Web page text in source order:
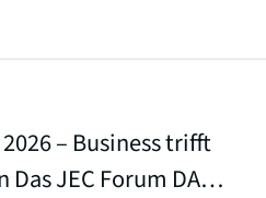
– Business trifft
JEC Forum DACH